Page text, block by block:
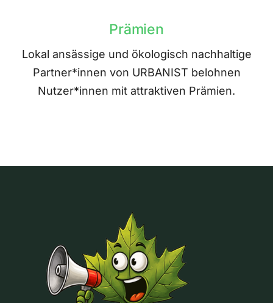
Prämien
Lokal ansässige und ökologisch nachhaltige
Partner*innen von URBANIST belohnen
Nutzer*innen mit attraktiven Prämien.